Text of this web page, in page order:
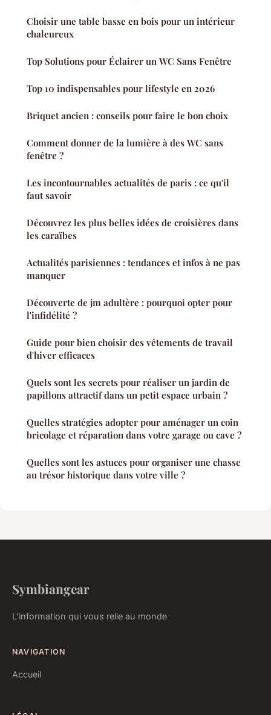
Choisir une table basse en bois pour un intérieur
chaleureux
Top Solutions pour Éclairer un WC Sans Fenêtre
Top 10 indispensables pour lifestyle en 2026
Briquet ancien : conseils pour faire le bon choix
Comment donner de la lumière à des WC sans
fenêtre ?
Les incontournables actualités de paris : ce qu'il
faut savoir
Découvrez les plus belles idées de croisières dans
les caraïbes
Actualités parisiennes : tendances et infos à ne pas
manquer
Découverte de jm adultère : pourquoi opter pour
l'infidélité ?
Guide pour bien choisir des vêtements de travail
d'hiver efficaces
Quels sont les secrets pour réaliser un jardin de
papillons attractif dans un petit espace urbain ?
Quelles stratégies adopter pour aménager un coin
bricolage et réparation dans votre garage ou cave ?
Quelles sont les astuces pour organiser une chasse
au trésor historique dans votre ville ?
Symbiangear
L'information qui vous relie au monde
NAVIGATION
Accueil